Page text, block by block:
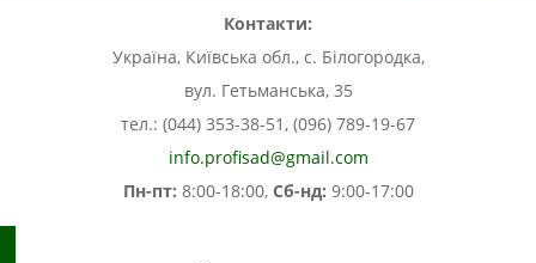
Контакти:
Україна, Київська обл., с. Білогородка,
вул. Гетьманська, 35
тел.: (044) 353-38-51, (096) 789-19-67
info.profisad@gmail.com
Пн-пт: 8:00-18:00, Сб-нд: 9:00-17:00